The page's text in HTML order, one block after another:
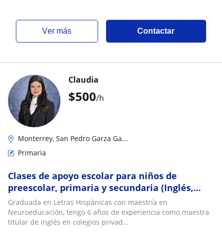
ver más Contactar
$500/h
Claudia
Monterrey, San Pedro Garza Ga...
Primaria
Clases de apoyo escolar para niños de
preescolar, primaria y secundaria (Inglés,
Español y Matemáticas)
Graduada en Letras Hispánicas con maestría en
Neuroeducación, tengo 6 años de experiencia como maestra
titular de inglés en colegios privad...